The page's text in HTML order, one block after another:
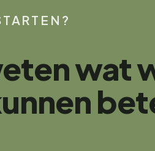
wat